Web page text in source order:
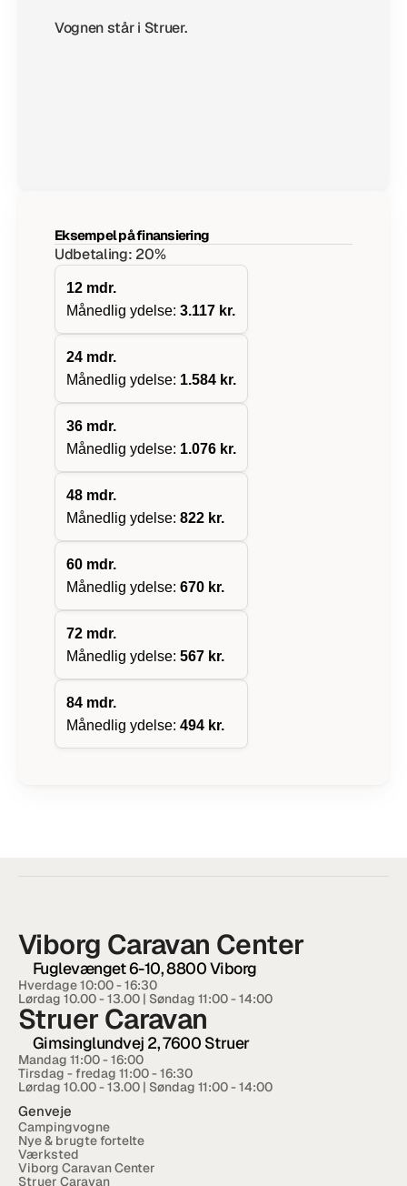
Vognen står i Struer.
Eksempel på finansiering
Udbetaling: 20%
12 mdr.
Månedlig ydelse: 3.117 kr.
24 mdr.
Månedlig ydelse: 1.584 kr.
36 mdr.
Månedlig ydelse: 1.076 kr.
48 mdr.
Månedlig ydelse: 822 kr.
60 mdr.
Månedlig ydelse: 670 kr.
72 mdr.
Månedlig ydelse: 567 kr.
84 mdr.
Månedlig ydelse: 494 kr.
Viborg Caravan Center
Fuglevænget 6-10, 8800 Viborg
Hverdage 10:00 - 16:30
Lørdag 10.00 - 13.00 | Søndag 11:00 - 14:00
Struer Caravan
Gimsinglundvej 2, 7600 Struer
Mandag 11:00 - 16:00
Tirsdag - fredag 11:00 - 16:30
Lørdag 10.00 - 13.00 | Søndag 11:00 - 14:00
Genveje
Campingvogne
Nye & brugte fortelte
Værksted
Viborg Caravan Center
Struer Caravan